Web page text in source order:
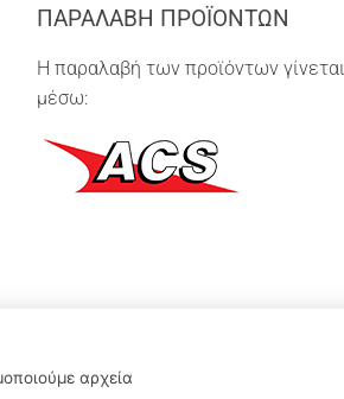
ΠΑΡΑΛΑΒΗ ΠΡΟΪΟΝΤΩΝ
Η παραλαβή των προϊόντων γίνεται
μέσω:
αρχεία